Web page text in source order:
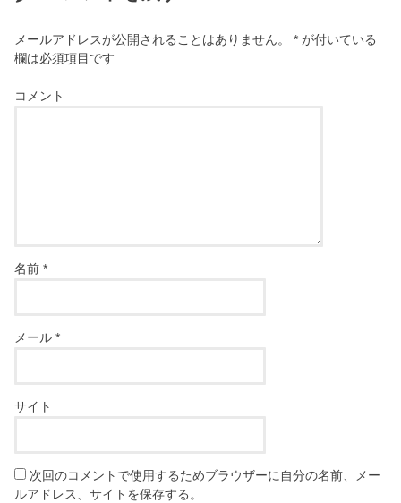
メールアドレスが公開されることはありません。 * が付いている
欄は必須項目です
コメント
名前*
メール*
サイト
次回のコメントで使用するためブラウザーに自分の名前、メー
ルアドレス、サイトを保存する。